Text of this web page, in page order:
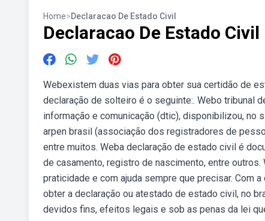
Home>Declaracao De Estado Civil
Declaracao De Estado Civil
Webexistem duas vias para obter sua certidão de
declaração de solteiro é o seguinte:. Webo tribunal
informação e comunicação (dtic), disponibilizou, no
arpen brasil (associação dos registradores de
entre muitos. Weba declaração de estado civil é
de casamento, registro de nascimento, entre
praticidade e com ajuda sempre que precisar. Com
obter a declaração ou atestado de estado civil, no
devidos fins, efeitos legais e sob as penas da lei